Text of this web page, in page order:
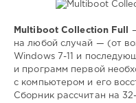
Софт
SamDel
104
0
Multiboot Collection Full
на любой случай — (от
Windows 7-11 и
и программ первой
с компьютером и его
Сборник рассчитан на